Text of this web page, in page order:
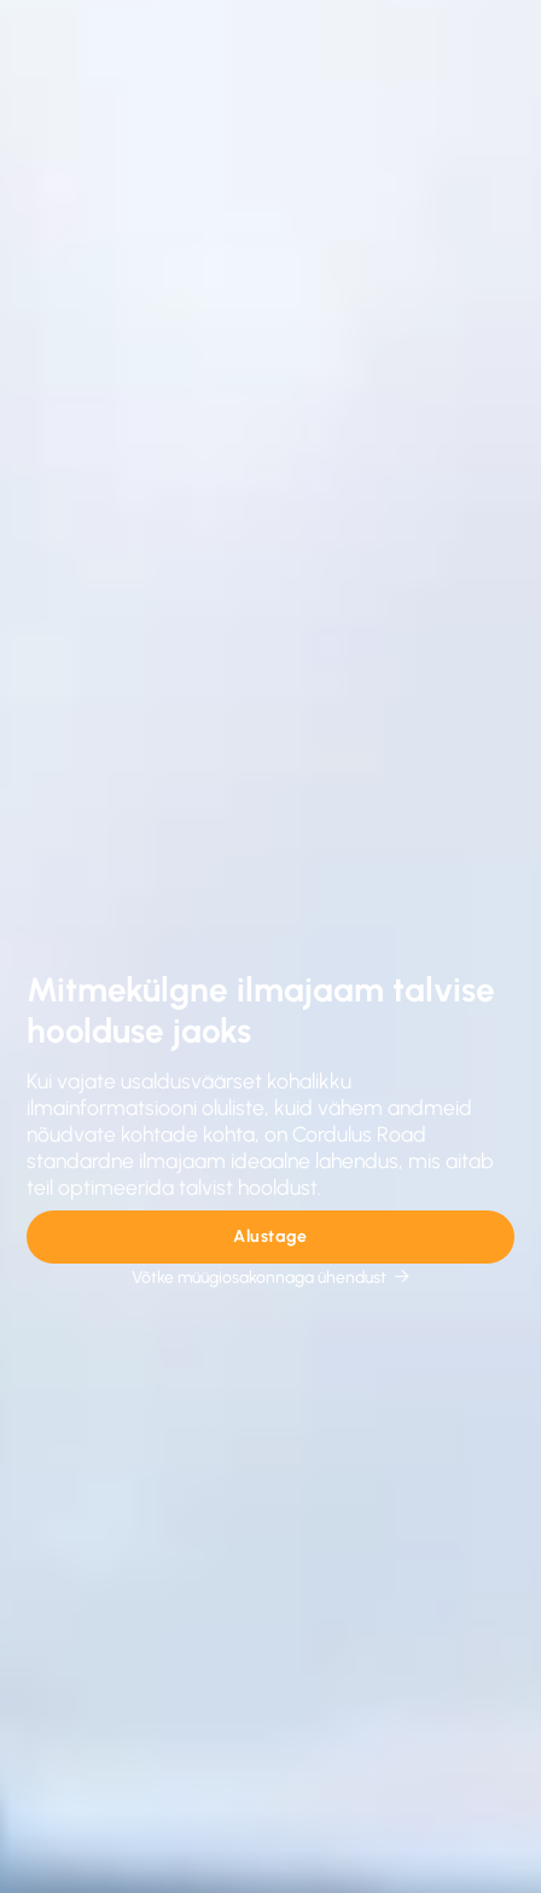
Mitmekülgne ilmajaam talvise
hoolduse jaoks
Kui vajate usaldusväärset kohalikku
ilmainformatsiooni oluliste, kuid vähem andmeid
nõudvate kohtade kohta, on Cordulus Road
standardne ilmajaam ideaalne lahendus, mis aitab
teil optimeerida talvist hooldust.
Alustage
Võtke müügiosakonnaga ühendust 